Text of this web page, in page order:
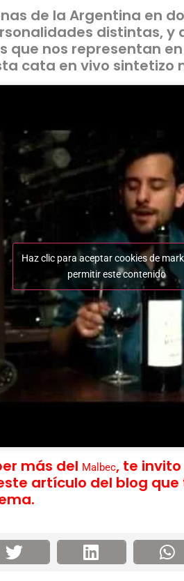
de la Argentina en
distintas, y
que nos representan
cata en vivo sintetizo
Haz clic para aceptar cookies de
permitir este contenido
más del Malbec, te
artículo del blog